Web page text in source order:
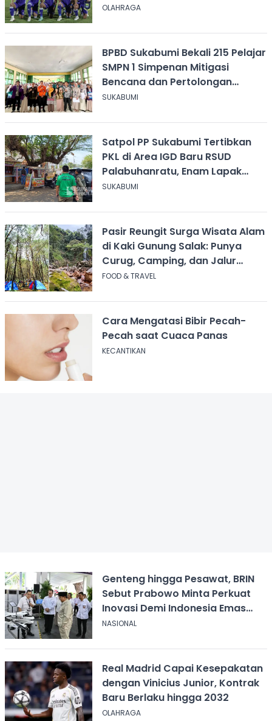
OLAHRAGA
BPBD Sukabumi Bekali 215 Pelajar
SMPN 1 Simpenan Mitigasi
Bencana dan Pertolongan
Psikologis
SUKABUMI
Satpol PP Sukabumi Tertibkan
PKL di Area IGD Baru RSUD
Palabuhanratu, Enam Lapak
Dibongkar Mandiri
SUKABUMI
Pasir Reungit Surga Wisata Alam
di Kaki Gunung Salak: Punya
Curug, Camping, dan Jalur
Pendakian
FOOD & TRAVEL
Cara Mengatasi Bibir Pecah-
Pecah saat Cuaca Panas
KECANTIKAN
Genteng hingga Pesawat, BRIN
Sebut Prabowo Minta Perkuat
Inovasi Demi Indonesia Emas
2045
NASIONAL
Real Madrid Capai Kesepakatan
dengan Vinicius Junior, Kontrak
Baru Berlaku hingga 2032
OLAHRAGA